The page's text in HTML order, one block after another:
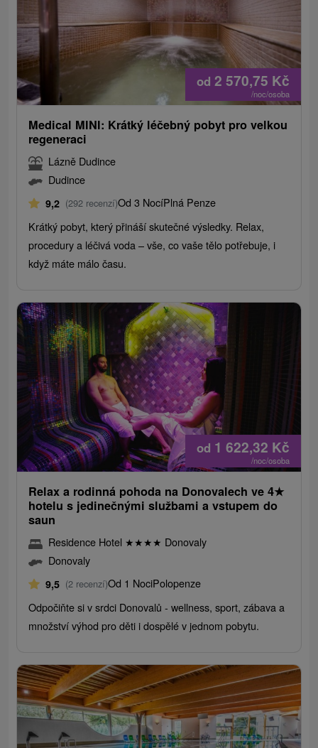
od 2 570,75 Kč
/noc/osoba
Medical MINI: Krátký léčebný pobyt pro velkou
regeneraci
Lázně Dudince
Dudince
9,2 (292 recenzí)Od 3 NocíPlná Penze
Krátký pobyt, který přináší skutečné výsledky. Relax,
procedury a léčivá voda – vše, co vaše tělo potřebuje, i
když máte málo času.
od 1 622,32 Kč
/noc/osoba
Relax a rodinná pohoda na Donovalech ve 4★
hotelu s jedinečnými službami a vstupem do
saun
Residence Hotel ★★★★ Donovaly
Donovaly
9,5 (2 recenzí)Od 1 NociPolopenze
Odpočiňte si v srdci Donovalů - wellness, sport, zábava a
množství výhod pro děti i dospělé v jednom pobytu.